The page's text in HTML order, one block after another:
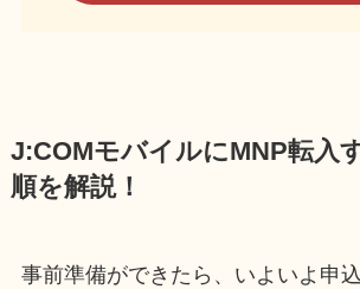
J:COMモバイルにMNP転入
順を解説！
事前準備ができたら、いよいよ申込